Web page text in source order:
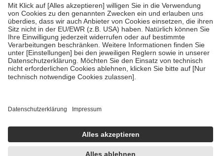
fallenkeine Zuzahlungenan bei:
• Kindern und Jugendlichen bis zum vollendeten 18. Lebensjahr
mit Ausnahme der Fahrkosten
• Untersuchungen zur Vorsorge und Früherkennung, die von der
GKV getragen werden
• empfohlenen Schutzimpfungen
• Harn- und Blutteststreifen
getroffen, um sicherzustellen, dass es sich um echte Bewertungen
https://help.etrusted.com/hc/de/articles/4419944605341
Einige Bilder und Inhalte wurden unter Zuhilfenahme künstlicher